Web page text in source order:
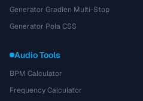
Generator Gradien Multi-Stop
Generator Pola CSS
Audio Tools
BPM Calculator
Frequency Calculator